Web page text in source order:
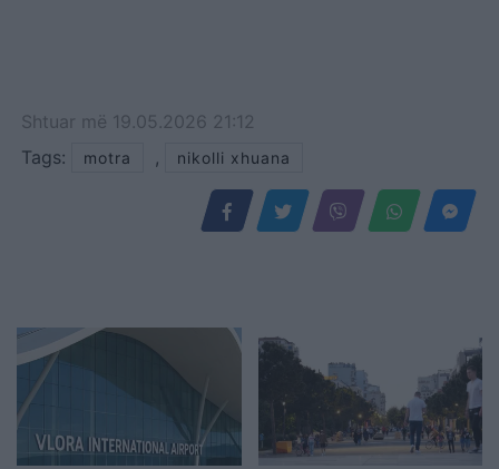
Shtuar më 19.05.2026 21:12
Tags:
motra , nikolli xhuana